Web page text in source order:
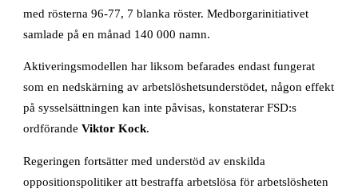
med rösterna 96-77, 7 blanka röster. Medborgarinitiativet
samlade på en månad 140 000 namn.
Aktiveringsmodellen har liksom befarades endast fungerat
som en nedskärning av arbetslöshetsunderstödet, någon effekt
på sysselsättningen kan inte påvisas, konstaterar FSD:s
ordförandeViktor Kock.
Regeringen fortsätter med understöd av enskilda
oppositionspolitiker att bestraffa arbetslösa för arbetslösheten